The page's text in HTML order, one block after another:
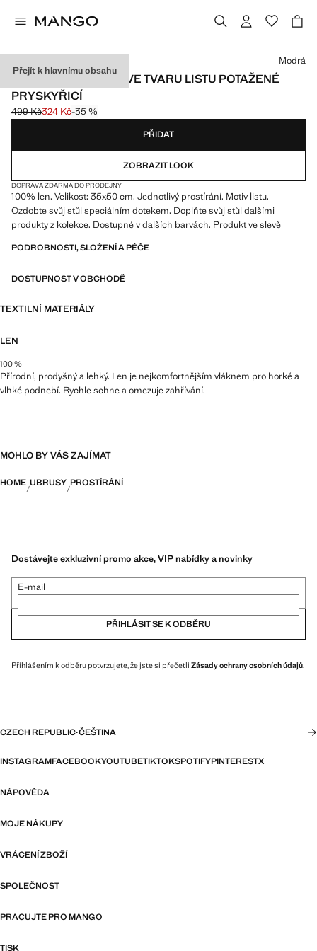
Přejít k hlavnímu obsahu
LNĚNÉ PROSTÍRÁNÍ VE TVARU LISTU POTAŽENÉ
PRYSKYŘICÍ
Původní cena přeškrtnutá [499 Kč ]
499 Kč
Aktuální cena [324 Kč ]
324 Kč-35 %
Vyberte barvu
Modrá
PŘIDAT
ZOBRAZIT LOOK
DOPRAVA ZDARMA DO PRODEJNY
100% len. Velikost: 35x50 cm. Jednotlivý prostírání. Motiv listu.
Ozdobte svůj stůl speciálním dotekem. Doplňte svůj stůl dalšími
produkty z kolekce. Dostupné v dalších barvách. Produkt ve slevě
PODROBNOSTI, SLOŽENÍ A PÉČE
DOSTUPNOST V OBCHODĚ
TEXTILNÍ MATERIÁLY
LEN
100 %
Přírodní, prodyšný a lehký. Len je nejkomfortnějším vláknem pro horké a
vlhké podnebí. Rychle schne a omezuje zahřívání.
MOHLO BY VÁS ZAJÍMAT
HOME UBRUSY PROSTÍRÁNÍ
Dostávejte exkluzivní promo akce, VIP nabídky a novinky
E-mail
PŘIHLÁSIT SE K ODBĚRU
Přihlášením k odběru potvrzujete, že jste si přečetli Zásady ochrany osobních údajů.
CZECH REPUBLIC·ČEŠTINA
INSTAGRAMFACEBOOKYOUTUBETIKTOKSPOTIFYPINTERESTX
NÁPOVĚDA
MOJE NÁKUPY
VRÁCENÍ ZBOŽÍ
SPOLEČNOST
PRACUJTE PRO MANGO
TISK